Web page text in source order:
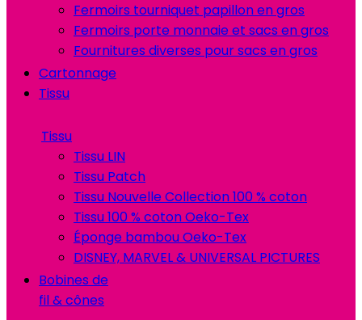
Fermoirs tourniquet papillon en gros
Fermoirs porte monnaie et sacs en gros
Fournitures diverses pour sacs en gros
Cartonnage
Tissu
Tissu
Tissu LIN
Tissu Patch
Tissu Nouvelle Collection 100 % coton
Tissu 100 % coton Oeko-Tex
Éponge bambou Oeko-Tex
DISNEY, MARVEL & UNIVERSAL PICTURES
Bobines de
fil & cônes